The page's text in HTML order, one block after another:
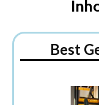
1. Plantentafel
2. DMQ
3. Lifa Living
4. Mica
Best